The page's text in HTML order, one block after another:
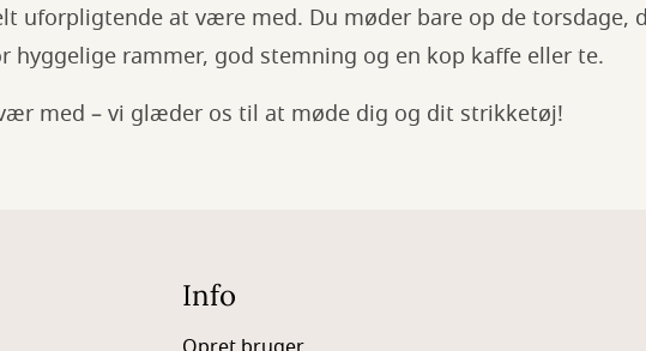
uforpligtende at være med. Du møder bare op de torsdage,
hyggelige rammer, god stemning og en kop kaffe eller te.
med – vi glæder os til at møde dig og dit strikketøj!
Info